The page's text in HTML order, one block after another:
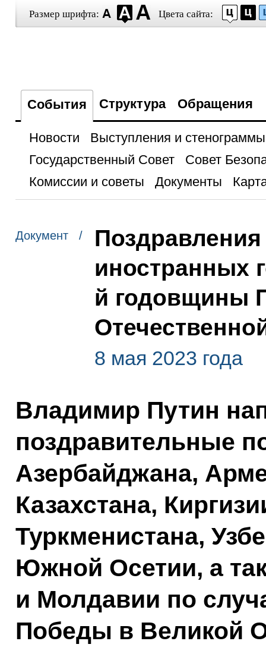
Размер шрифта: Цвета сайта:
События Структура Обращения
Новости
Выступления и стенограммы
Государственный Совет
Совет
Комиссии и советы
Документы
Документ /
иностранных
й годовщины
8 мая 2023 года
Владимир Путин
поздравительные
Азербайджана,
Казахстана,
Туркменистана,
Южной Осетии, а
и Молдавии по
Победы в Великой